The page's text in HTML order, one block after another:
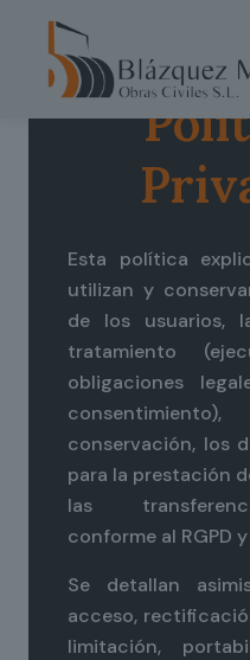
Esta política
utilizan y
de los usuarios,
tratamiento
obligaciones
conservación, los
para la prestación
las
conforme al RGPD y
Se detallan
acceso,
limitación,